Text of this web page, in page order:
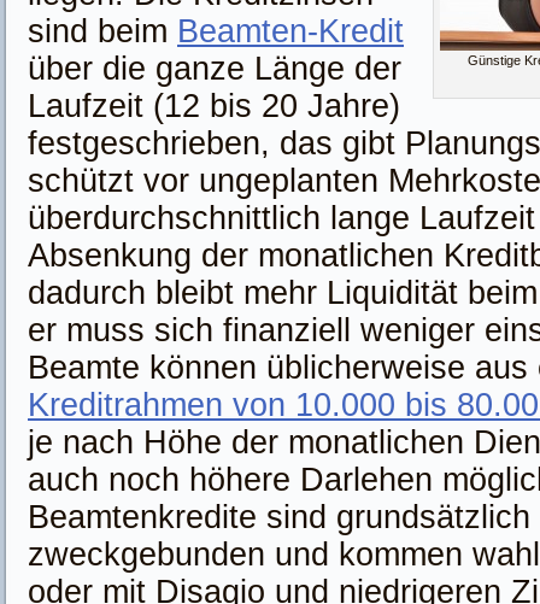
Günstige
sind beim Beamten-Kredit
über die ganze Länge der
Laufzeit (12 bis 20 Jahre)
festgeschrieben, das gibt
schützt vor ungeplanten
überdurchschnittlich lange
Absenkung der monatlichen
dadurch bleibt mehr Liquidität
er muss sich finanziell weniger
Beamte können üblicherweise
Kreditrahmen von 10.000 bis
je nach Höhe der monatlichen
auch noch höhere Darlehen
Beamtenkredite sind grundsätzlich
zweckgebunden und kommen
oder mit Disagio und niedrigeren